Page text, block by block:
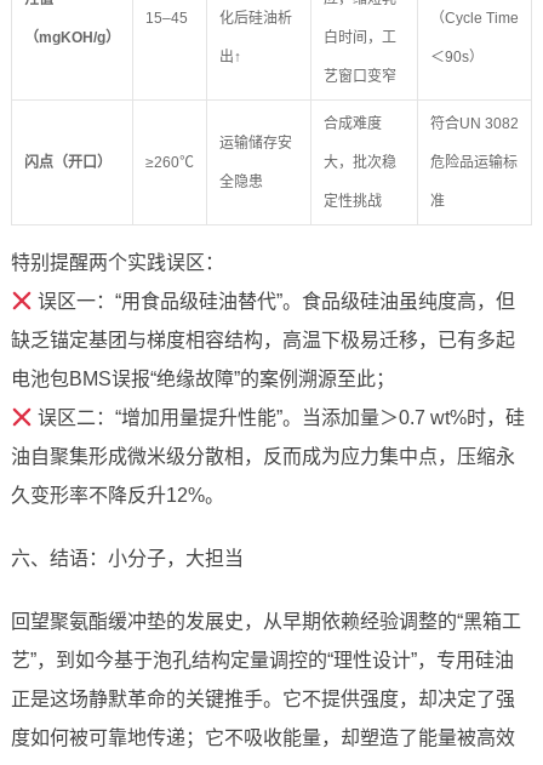
（mgKOH/g）
15–45 化后硅油析
出↑
白时间，工
艺窗口变窄
（Cycle Time
＜90s）
闪点（开口） ≥260℃
运输储存安
全隐患
合成难度
大，批次稳
定性挑战
符合UN 3082
危险品运输标
准
特别提醒两个实践误区：
误区一：“用食品级硅油替代”。食品级硅油虽纯度高，但
缺乏锚定基团与梯度相容结构，高温下极易迁移，已有多起
电池包BMS误报“绝缘故障”的案例溯源至此；
误区二：“增加用量提升性能”。当添加量＞0.7 wt%时，硅
油自聚集形成微米级分散相，反而成为应力集中点，压缩永
久变形率不降反升12%。
六、结语：小分子，大担当
回望聚氨酯缓冲垫的发展史，从早期依赖经验调整的“黑箱工
艺”，到如今基于泡孔结构定量调控的“理性设计”，专用硅油
正是这场静默革命的关键推手。它不提供强度，却决定了强
度如何被可靠地传递；它不吸收能量，却塑造了能量被高效